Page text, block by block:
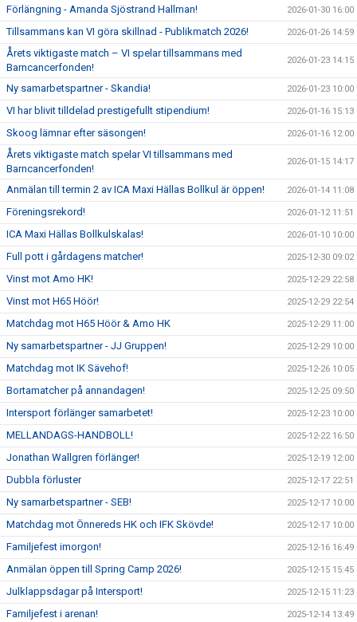
Förlängning - Amanda Sjöstrand Hallman! 2026-01-30 16:00
Tillsammans kan VI göra skillnad - Publikmatch 2026! 2026-01-26 14:59
Årets viktigaste match – VI spelar tillsammans med
Barncancerfonden!
2026-01-23 14:15
Ny samarbetspartner - Skandia! 2026-01-23 10:00
VI har blivit tilldelad prestigefullt stipendium! 2026-01-16 15:13
Skoog lämnar efter säsongen! 2026-01-16 12:00
Årets viktigaste match spelar VI tillsammans med
Barncancerfonden!
2026-01-15 14:17
Anmälan till termin 2 av ICA Maxi Hällas Bollkul är öppen! 2026-01-14 11:08
Föreningsrekord! 2026-01-12 11:51
ICA Maxi Hällas Bollkulskalas! 2026-01-10 10:00
Full pott i gårdagens matcher! 2025-12-30 09:02
Vinst mot Amo HK! 2025-12-29 22:58
Vinst mot H65 Höör! 2025-12-29 22:54
Matchdag mot H65 Höör & Amo HK 2025-12-29 11:00
Ny samarbetspartner - JJ Gruppen! 2025-12-29 10:00
Matchdag mot IK Sävehof! 2025-12-26 10:05
Bortamatcher på annandagen! 2025-12-25 09:50
Intersport förlänger samarbetet! 2025-12-23 10:00
MELLANDAGS-HANDBOLL! 2025-12-22 16:50
Jonathan Wallgren förlänger! 2025-12-19 12:00
Dubbla förluster 2025-12-17 22:51
Ny samarbetspartner - SEB! 2025-12-17 10:00
Matchdag mot Önnereds HK och IFK Skövde! 2025-12-17 10:00
Familjefest imorgon! 2025-12-16 16:49
Anmälan öppen till Spring Camp 2026! 2025-12-15 15:45
Julklappsdagar på Intersport! 2025-12-15 11:23
Familjefest i arenan! 2025-12-14 13:49